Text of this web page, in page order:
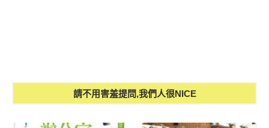
請不用害羞提問,我們人很NICE